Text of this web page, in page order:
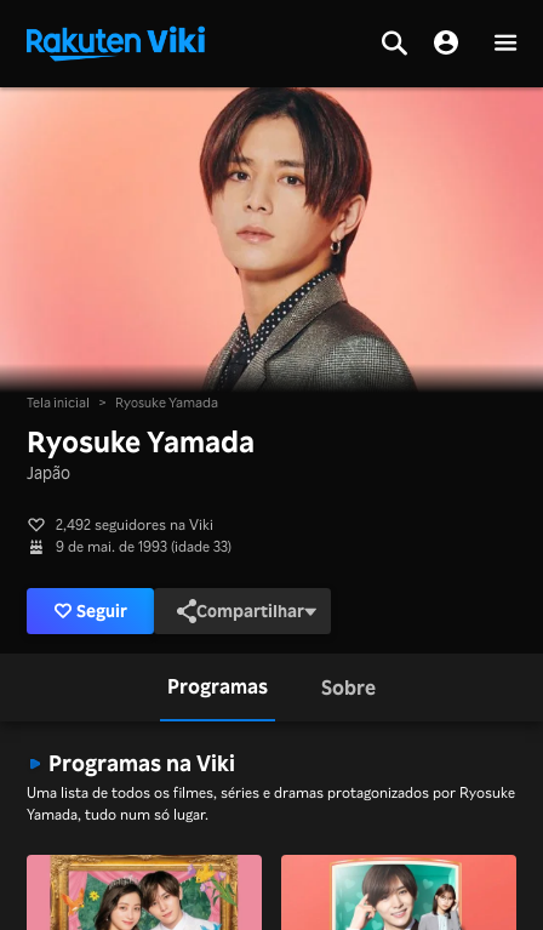
Tela inicial > Ryosuke Yamada
Ryosuke Yamada
Japão
2,492 seguidores na Viki
9 de mai. de 1993 (idade 33)
Seguir Compartilhar
Programas Sobre
Programas na Viki
Uma lista de todos os filmes, séries e dramas protagonizados por Ryosuke
Yamada, tudo num só lugar.